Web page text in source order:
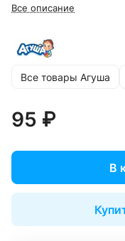
Все описание
Все товары Агуша
95 ₽
В